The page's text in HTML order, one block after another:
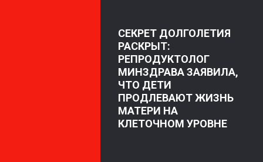
СЕКРЕТ ДОЛГОЛЕТИЯ
РАСКРЫТ:
РЕПРОДУКТОЛОГ
МИНЗДРАВА ЗАЯВИЛА,
ЧТО ДЕТИ
ПРОДЛЕВАЮТ ЖИЗНЬ
МАТЕРИ НА
КЛЕТОЧНОМ УРОВНЕ